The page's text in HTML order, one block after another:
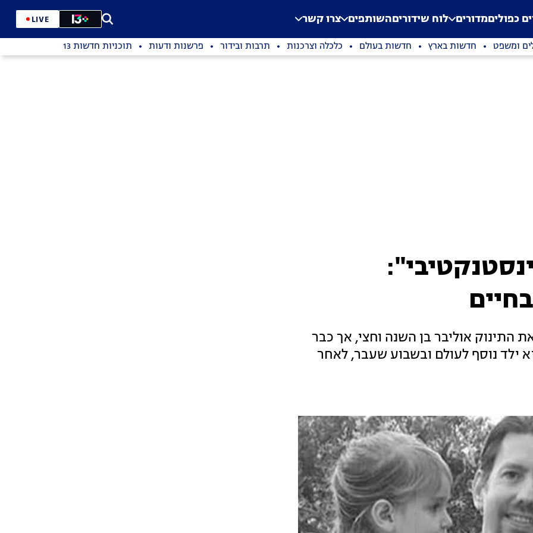
Application error: a
. כפוליםמדורים לוח שידוריםהשותפים צרו קשר LIVE
ומשפט חדשות בארץ חדשות בעולם כלכלה וצרכנות תרבות ובידור פרשנות ודעות תוכניות חדשות 13
אוליבר בן השנה וחצי, אך כבר
ילד נוסף לעולם ובשבוע שעבר, לאחר